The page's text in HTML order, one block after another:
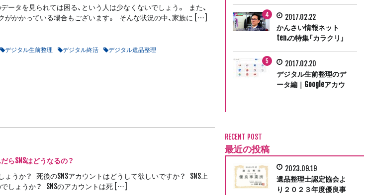
ータを見られては困る、という人は少なくないでしょう。 また、
がかかっている場合もございます。 そんな状況の中、家族に […]
デジタル生前整理 デジタル終活 デジタル遺品整理
らSNSはどうなるの？
ょうか？ 死後のSNSアカウントはどうして欲しいですか？ SNS上
しょうか？ SNSのアカウントは死 […]
ガイド①
2017.02.22
かんさい情報ネット
ten.の特集「カラクリ」
力しました
2017.02.20
デジタル生前整理のデ
ータ編｜Googleアカウ
RECENT POST
最近の投稿
2023.09.19
遺品整理士認定協会よ
り２０２３年度優良事